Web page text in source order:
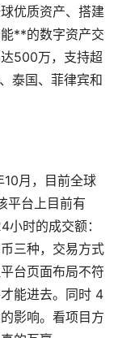
优质资产、搭建
**的数字资产交
500万，支持超
泰国、菲律宾和
月，目前全球
平台上目前有
时的成交额：
三种，交易方式
台页面布局不符
能进去。同时 4
影响。看项目方